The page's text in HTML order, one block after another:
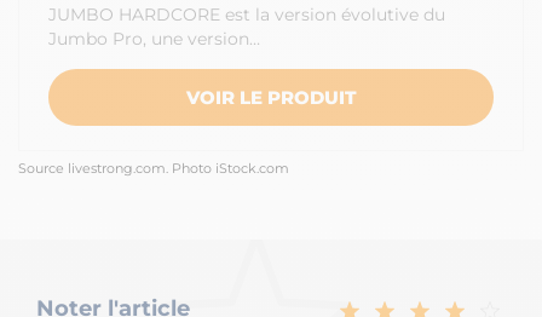
JUMBO HARDCORE est la version évolutive du
Jumbo Pro, une version…
VOIR LE PRODUIT
Source livestrong.com. Photo iStock.com
Noter l'article